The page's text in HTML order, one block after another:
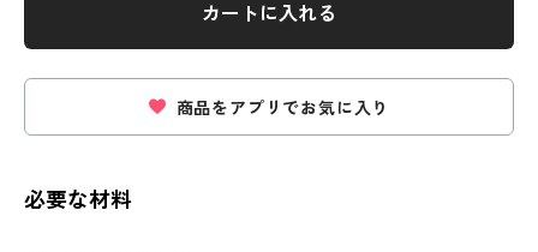
カートに入れる
商品をアプリでお気に入り
必要な材料